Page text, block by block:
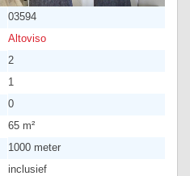
03594
Altoviso
2
1
0
65 m²
1000 meter
inclusief